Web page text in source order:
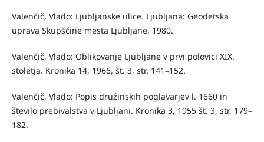
Valenčič, Vlado: Ljubljanske ulice. Ljubljana: Geodetska
uprava Skupščine mesta Ljubljane, 1980.
Valenčič, Vlado: Oblikovanje Ljubljane v prvi polovici XIX.
stoletja. Kronika 14, 1966, št. 3, str. 141–152.
Valenčič, Vlado: Popis družinskih poglavarjev l. 1660 in
število prebivalstva v Ljubljani. Kronika 3, 1955 št. 3, str. 179–
182.